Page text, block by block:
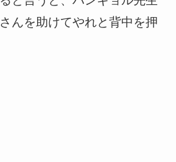
んを助けてやれと背中を押